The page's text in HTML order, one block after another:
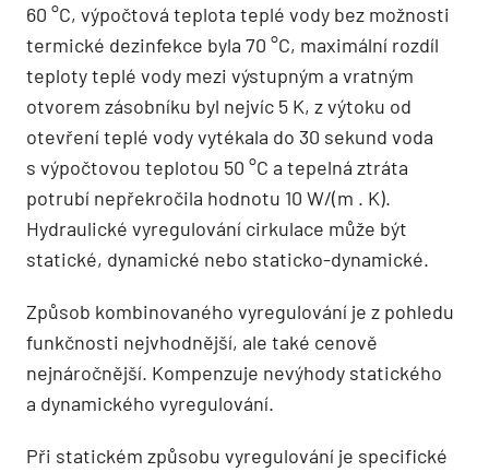
60 °C, výpočtová teplota teplé vody bez možnosti
termické dezinfekce byla 70 °C, maximální rozdíl
teploty teplé vody mezi výstupným a vratným
otvorem zásobníku byl nejvíc 5 K, z výtoku od
otevření teplé vody vytékala do 30 sekund voda
s výpočtovou teplotou 50 °C a tepelná ztráta
potrubí nepřekročila hodnotu 10 W/(m . K).
Hydraulické vyregulování cirkulace může být
statické, dynamické nebo staticko-dynamické.
Způsob kombinovaného vyregulování je z pohledu
funkčnosti nejvhodnější, ale také cenově
nejnáročnější. Kompenzuje nevýhody statického
a dynamického vyregulování.
Při statickém způsobu vyregulování je specifické